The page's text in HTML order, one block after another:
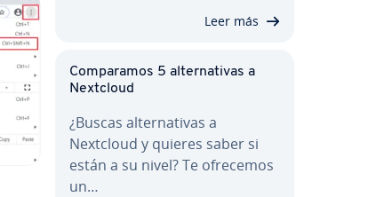
Leer más
Co­m­pa­ra­mos 5 al­te­r­na­ti­vas a
Nextcloud
¿Buscas al­te­r­na­ti­vas a
Nextcloud y quieres saber si
están a su nivel? Te ofrecemos
un…